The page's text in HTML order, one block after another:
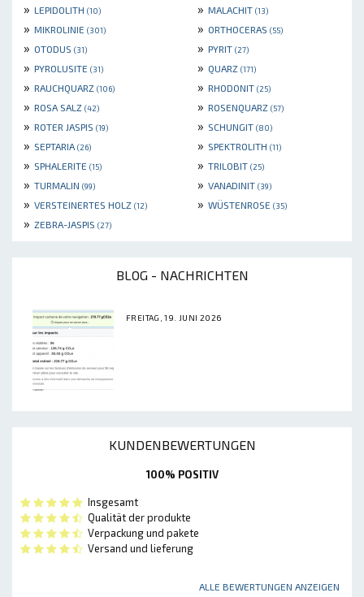
» LEPIDOLITH (10) » MALACHIT (13)
» MIKROLINIE (301) » ORTHOCERAS (55)
» OTODUS (31) » PYRIT (27)
» PYROLUSITE (31) » QUARZ (171)
» RAUCHQUARZ (106) » RHODONIT (25)
» ROSA SALZ (42) » ROSENQUARZ (57)
» ROTER JASPIS (19) » SCHUNGIT (80)
» SEPTARIA (26) » SPEKTROLITH (11)
» SPHALERITE (15) » TRILOBIT (25)
» TURMALIN (99) » VANADINIT (39)
» VERSTEINERTES HOLZ (12) » WÜSTENROSE (35)
» ZEBRA-JASPIS (27)
BLOG - NACHRICHTEN
FREITAG, 19. JUNI 2026
KUNDENBEWERTUNGEN
100% POSITIV
Insgesamt
Qualität der produkte
Verpackung und pakete
Versand und lieferung
ALLE BEWERTUNGEN ANZEIGEN